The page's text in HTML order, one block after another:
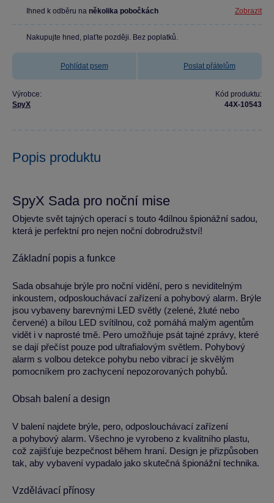
Ihned k odběru na několika pobočkách Zobrazit
Nakupujte hned, plaťte později. Bez poplatků.
Pohlídat psem Poslat přátelům
Výrobce:
SpyX
Kód produktu:
44X-10543
Popis produktu
SpyX Sada pro noční mise
Objevte svět tajných operací s touto 4dílnou špionážní sadou,
která je perfektní pro nejen noční dobrodružství!
Základní popis a funkce
Sada obsahuje brýle pro noční vidění, pero s neviditelným
inkoustem, odposlouchávací zařízení a pohybový alarm. Brýle
jsou vybaveny barevnými LED světly (zelené, žluté nebo
červené) a bílou LED svítilnou, což pomáhá malým agentům
vidět i v naprosté tmě. Pero umožňuje psát tajné zprávy, které
se dají přečíst pouze pod ultrafialovým světlem. Pohybový
alarm s volbou detekce pohybu nebo vibrací je skvělým
pomocníkem pro zachycení nepozorovaných pohybů.
Obsah balení a design
V balení najdete brýle, pero, odposlouchávací zařízení
a pohybový alarm. Všechno je vyrobeno z kvalitního plastu,
což zajišťuje bezpečnost během hraní. Design je přizpůsoben
tak, aby vybavení vypadalo jako skutečná špionážní technika.
Vzdělávací přínosy